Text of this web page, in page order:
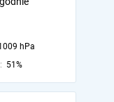
hPa
51%